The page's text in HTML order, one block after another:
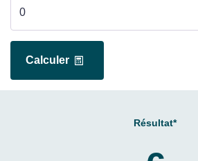
Calculer
Résultat*